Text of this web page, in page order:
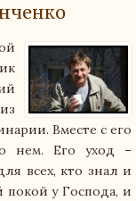
Вместе с его
нем. Его уход –
всех, кто знал и
у Господа, и